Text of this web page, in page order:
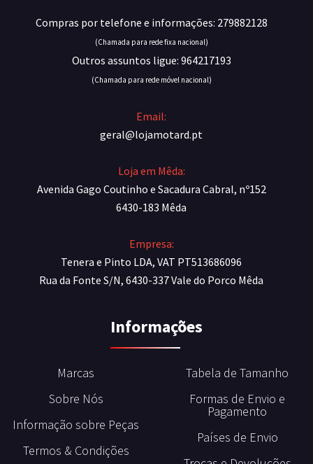
Compras por telefone e informações: 279882128
(Chamada para rede fixa nacional)
Outros assuntos ligue: 964217193
(Chamada para rede móvel nacional)
Email:
geral@lojamotard.pt
Loja em Mêda:
Avenida Gago Coutinho e Sacadura Cabral, nº152
6430-183 Mêda
Empresa:
Tenera e Pinto LDA, VAT PT513686096
Rua da Fonte S/N, 6430-337 Vale do Porco Mêda
Informações
Marcas
Sobre Nós
Informação sobre Peças
Termos & Condições
Tabela de Tamanho
Formas de Envio e
Pagamento
Países de Envio